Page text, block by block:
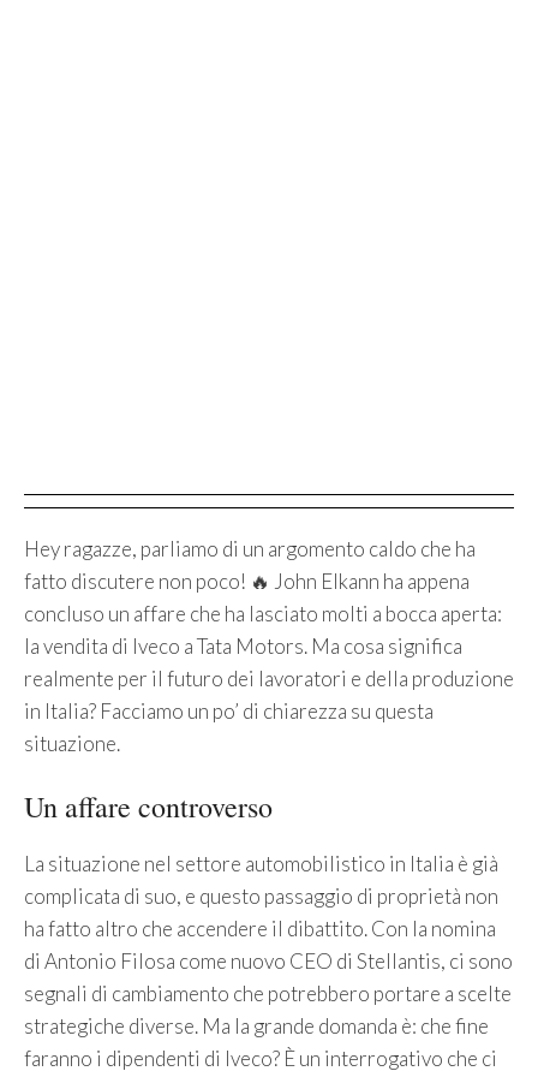
Hey ragazze, parliamo di un argomento caldo che ha
fatto discutere non poco! 🔥 John Elkann ha appena
concluso un affare che ha lasciato molti a bocca aperta:
la vendita di Iveco a Tata Motors. Ma cosa significa
realmente per il futuro dei lavoratori e della produzione
in Italia? Facciamo un po’ di chiarezza su questa
situazione.
Un affare controverso
La situazione nel settore automobilistico in Italia è già
complicata di suo, e questo passaggio di proprietà non
ha fatto altro che accendere il dibattito. Con la nomina
di Antonio Filosa come nuovo CEO di Stellantis, ci sono
segnali di cambiamento che potrebbero portare a scelte
strategiche diverse. Ma la grande domanda è: che fine
faranno i dipendenti di Iveco? È un interrogativo che ci